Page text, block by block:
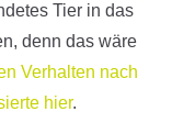
Tier in das
denn das wäre
Verhalten nach
hier.